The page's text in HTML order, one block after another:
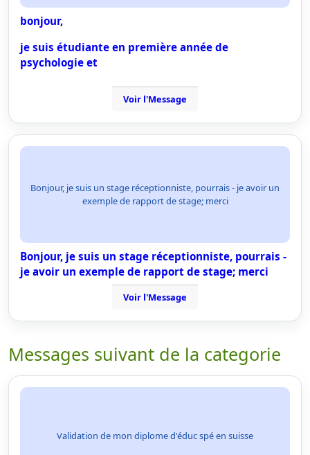
bonjour,
je suis étudiante en première année de
psychologie et
Voir l'Message
Bonjour, je suis un stage réceptionniste, pourrais - je avoir un
exemple de rapport de stage; merci
Bonjour, je suis un stage réceptionniste, pourrais -
je avoir un exemple de rapport de stage; merci
Voir l'Message
Messages suivant de la categorie
Validation de mon diplome d'éduc spé en suisse